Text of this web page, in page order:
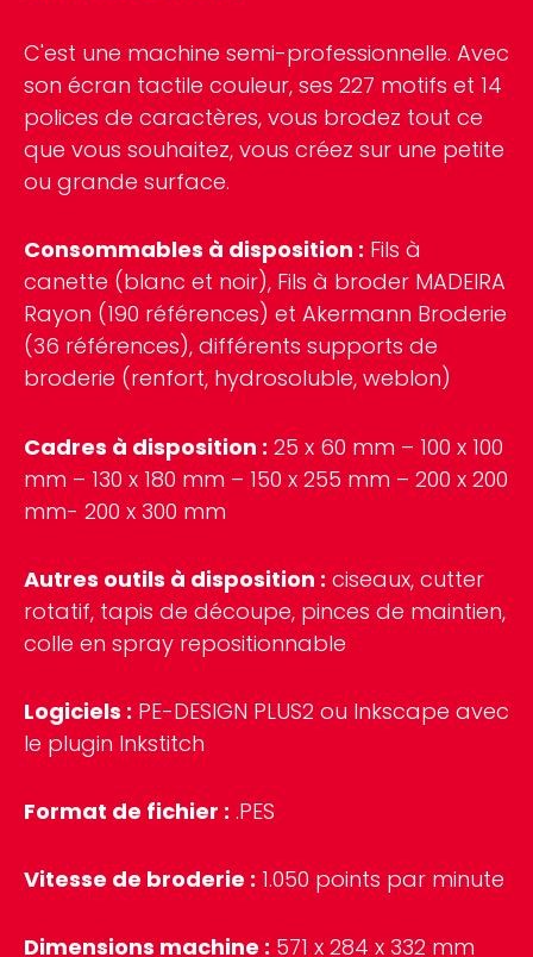
C'est une machine semi-professionnelle. Avec
son écran tactile couleur, ses 227 motifs et 14
polices de caractères, vous brodez tout ce
que vous souhaitez, vous créez sur une petite
ou grande surface.
Consommables à disposition : Fils à
canette (blanc et noir), Fils à broder MADEIRA
Rayon (190 références) et Akermann Broderie
(36 références), différents supports de
broderie (renfort, hydrosoluble, weblon)
Cadres à disposition : 25 x 60 mm – 100 x 100
mm – 130 x 180 mm – 150 x 255 mm – 200 x 200
mm- 200 x 300 mm
Autres outils à disposition : ciseaux, cutter
rotatif, tapis de découpe, pinces de maintien,
colle en spray repositionnable
Logiciels : PE-DESIGN PLUS2 ou Inkscape avec
le plugin Inkstitch
Format de fichier : .PES
Vitesse de broderie : 1.050 points par minute
Dimensions machine : 571 x 284 x 332 mm